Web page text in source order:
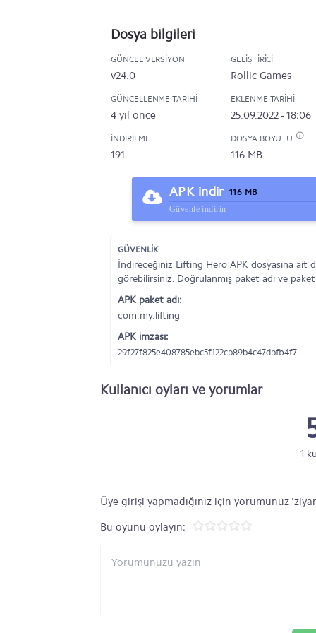
Dosya bilgileri
GÜNCEL VERSIYON
v24.0
GELIŞTIRICI
Rollic Games
GÜNCELLENME TARIHI
4 yıl önce
EKLENME TARIHI
25.09.2022 - 18:06
İNDIRILME
191
DOSYA BOYUTU
116 MB
APK indir 116 MB
Güvenle indirin
GÜVENLİK
İndireceğiniz Lifting Hero APK dosyasına ait
görebilirsiniz. Doğrulanmış paket adı ve
APK paket adı:
com.my.lifting
APK imzası:
29f27f825e408785ebc5f122cb89b4c47dbfb4f7
Kullanıcı oyları ve yorumlar
1
Üye girişi yapmadığınız için yorumunuz
Bu oyunu oylayın: